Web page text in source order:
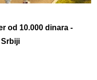
od 10.000 dinara -